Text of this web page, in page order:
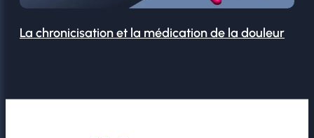
La chronicisation et la médication de la douleur